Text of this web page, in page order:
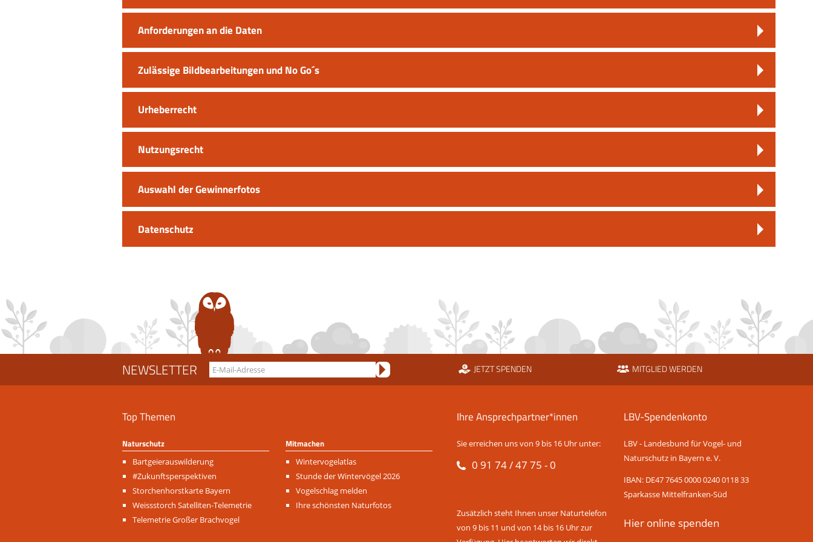
Anforderungen an die Daten
Zulässige Bildbearbeitungen und No Go´s
Urheberrecht
Nutzungsrecht
Auswahl der Gewinnerfotos
Datenschutz
NEWSLETTER JETZT SPENDEN MITGLIED WERDEN
Top Themen
Naturschutz
Navigation
überspringen
Bartgeierauswilderung
#Zukunftsperspektiven
Storchenhorstkarte Bayern
Weissstorch Satelliten-Telemetrie
Telemetrie Großer Brachvogel
Mitmachen
Navigation
überspringen
Wintervogelatlas
Stunde der Wintervögel 2026
Vogelschlag melden
Ihre schönsten Naturfotos
Ihre Ansprechpartner*innen
Sie erreichen uns von 9 bis 16 Uhr unter:
0 91 74 / 47 75 - 0
Zusätzlich steht Ihnen unser Naturtelefon
von 9 bis 11 und von 14 bis 16 Uhr zur
LBV-Spendenkonto
LBV - Landesbund für Vogel- und
Naturschutz in Bayern e. V.
IBAN: DE47 7645 0000 0240 0118 33
Sparkasse Mittelfranken-Süd
Hier online spenden